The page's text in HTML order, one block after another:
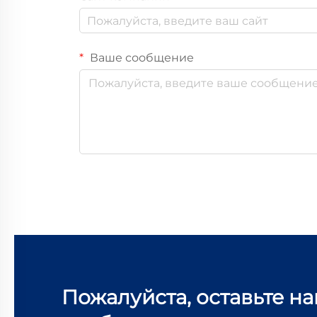
Ваше сообщение
Пожалуйста, оставьте